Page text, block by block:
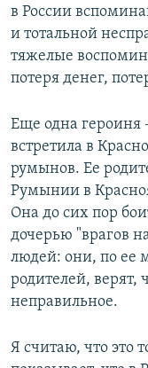
в России
и тотальной
тяжелые
потеря денег,
Еще одна героиня
встретила в
румынов. Ее
Румынии в
Она до сих пор
дочерью "врагов
людей: они, по ее
родителей, верят,
неправильное.
Я считаю, что это